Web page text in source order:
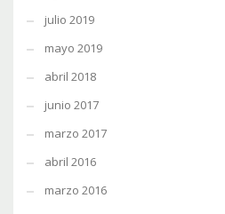
julio 2019
mayo 2019
abril 2018
junio 2017
marzo 2017
abril 2016
marzo 2016